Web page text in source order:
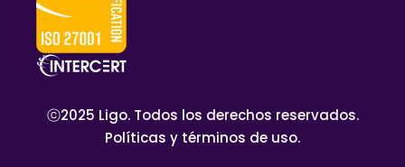
ⓒ2025 Ligo. Todos los derechos reservados.
Políticas y términos de uso.